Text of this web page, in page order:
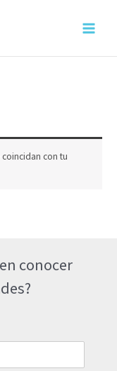
Main
con tu
conocer